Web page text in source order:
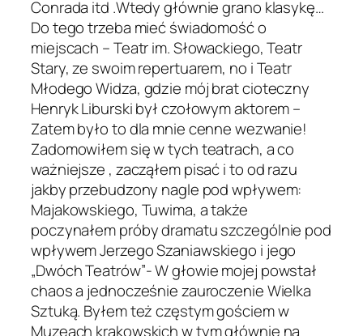
Conrada itd .Wtedy głównie grano klasykę…
Do tego trzeba mieć świadomość o
miejscach – Teatr im. Słowackiego, Teatr
Stary, ze swoim repertuarem, no i Teatr
Młodego Widza, gdzie mój brat cioteczny
Henryk Liburski był czołowym aktorem –
Zatem było to dla mnie cenne wezwanie!
Zadomowiłem się w tych teatrach, a co
ważniejsze , zacząłem pisać i to od razu
jakby przebudzony nagle pod wpływem:
Majakowskiego, Tuwima, a także
poczynałem próby dramatu szczególnie pod
wpływem Jerzego Szaniawskiego i jego
„Dwóch Teatrów”- W głowie mojej powstał
chaos a jednocześnie zauroczenie Wielka
Sztuką. Byłem też częstym gościem w
Muzeach krakowskich w tym głównie na